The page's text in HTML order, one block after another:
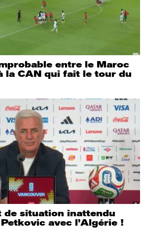
entre le Maroc
la CAN qui fait le tour du
de situation inattendu
avec l’Algérie !